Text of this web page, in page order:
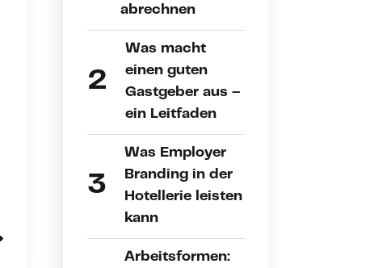
abrechnen
Was macht
einen guten
Gastgeber aus –
ein Leitfaden
Was Employer
Branding in der
Hotellerie leisten
kann
Arbeitsformen: